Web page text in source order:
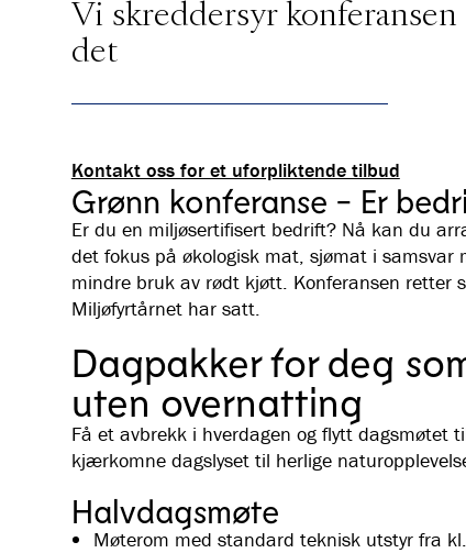
Vi skreddersyr
det
Kontakt oss for et uforpliktende tilbud
Grønn konferanse - Er
Er du en miljøsertifisert bedrift? Nå kan du
det fokus på økologisk mat, sjømat i samsvar
mindre bruk av rødt kjøtt. Konferansen retter
Miljøfyrtårnet har satt.
Dagpakker for deg
uten overnatting
Få et avbrekk i hverdagen og flytt dagsmøtet
kjærkomne dagslyset til herlige
Halvdagsmøte
Møterom med standard teknisk utstyr fra